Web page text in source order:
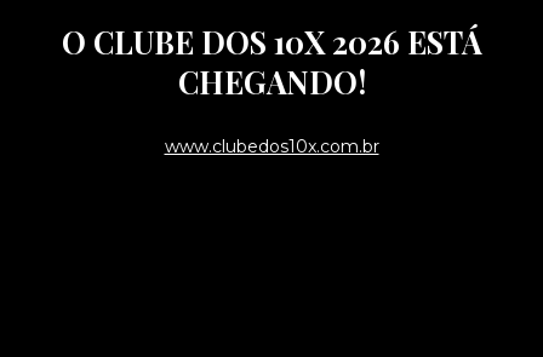
O CLUBE DOS 10X 2026 ESTÁ
CHEGANDO!
www.clubedos10x.com.br